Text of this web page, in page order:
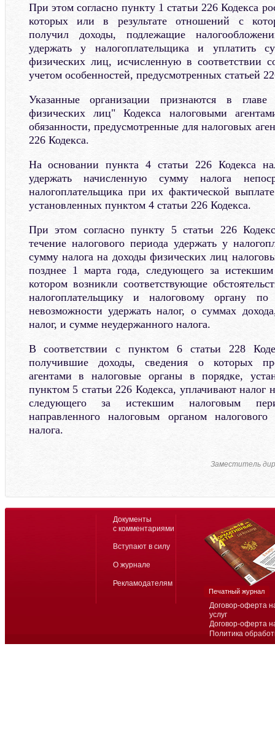
При этом согласно пункту 1 статьи 226 Кодекса
которых или в результате отношений с
получил доходы, подлежащие
удержать у налогоплательщика и уплатить
физических лиц, исчисленную в соответствии
учетом особенностей, предусмотренных статьей
Указанные организации признаются в
физических лиц" Кодекса налоговыми
обязанности, предусмотренные для налоговых
226 Кодекса.
На основании пункта 4 статьи 226 Кодекса
удержать начисленную сумму налога
налогоплательщика при их фактической
установленных пунктом 4 статьи 226 Кодекса.
При этом согласно пункту 5 статьи 226
течение налогового периода удержать у
сумму налога на доходы физических лиц
позднее 1 марта года, следующего за
котором возникли соответствующие
налогоплательщику и налоговому органу
невозможности удержать налог, о суммах
налог, и сумме неудержанного налога.
В соответствии с пунктом 6 статьи 228
получившие доходы, сведения о которых
агентами в налоговые органы в порядке,
пунктом 5 статьи 226 Кодекса, уплачивают налог
следующего за истекшим налоговым
направленного налоговым органом
налога.
Заместитель
Договор-оферта
услуг
Договор-оферта
Политика
Документы
с комментариями
Вступают в силу
О журнале
Рекламодателям
Печатный журнал